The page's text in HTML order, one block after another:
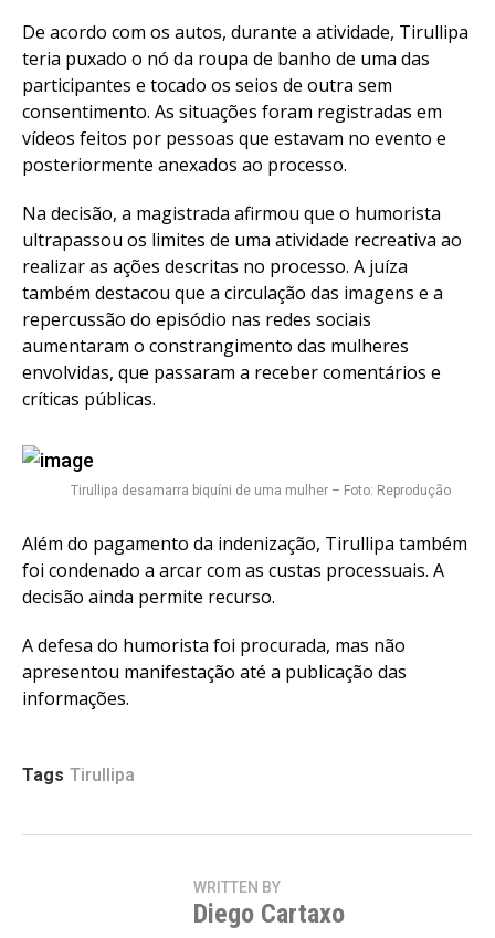
De acordo com os autos, durante a atividade, Tirullipa
teria puxado o nó da roupa de banho de uma das
participantes e tocado os seios de outra sem
consentimento. As situações foram registradas em
vídeos feitos por pessoas que estavam no evento e
posteriormente anexados ao processo.
Na decisão, a magistrada afirmou que o humorista
ultrapassou os limites de uma atividade recreativa ao
realizar as ações descritas no processo. A juíza
também destacou que a circulação das imagens e a
repercussão do episódio nas redes sociais
aumentaram o constrangimento das mulheres
envolvidas, que passaram a receber comentários e
críticas públicas.
Tirullipa desamarra biquíni de uma mulher – Foto: Reprodução
Além do pagamento da indenização, Tirullipa também
foi condenado a arcar com as custas processuais. A
decisão ainda permite recurso.
A defesa do humorista foi procurada, mas não
apresentou manifestação até a publicação das
informações.
Tags Tirullipa
WRITTEN BY
Diego Cartaxo